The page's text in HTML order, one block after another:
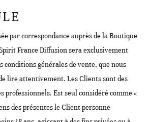
par correspondance auprès de la Boutique
France Diffusion sera exclusivement
conditions générales de vente, que nous
lire attentivement. Les Clients sont des
professionnels. Est seul considéré comme «
des présentes le Client personne